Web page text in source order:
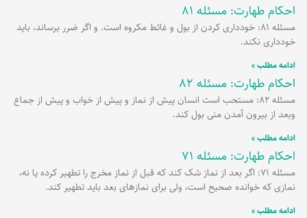
احکام طهارت: مسئله 81
مسئله 81: خودداری کردن از بول و غائط مکروه است. و اگر ضرر برساند، باید
خودداری نکند.
ادامه مطلب »
احکام طهارت: مسئله 82
مسئله 82: مستحب است انسان پیش از نماز و پیش از خواب و پیش از جماع
وبعد از بیرون آمدن منی بول کند.
ادامه مطلب »
احکام طهارت: مسئله 71
مسئله 71: اگر بعد از نماز شک کند که قبل از نماز مخرج را تطهیر کرده یا نه،
نمازی که خوانده صحیح است، ولی برای نمازهای بعد باید تطهیر کند.
ادامه مطلب »
برگهبرگهبرگه